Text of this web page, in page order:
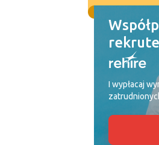
I wypłacaj